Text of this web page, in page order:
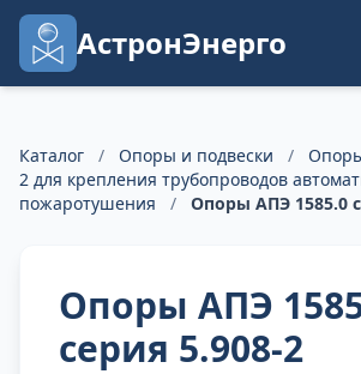
АстронЭнерго
Каталог / Опоры и подвески /
2 для крепления трубопроводов
пожаротушения
/ Опоры АПЭ 1585.0
Опоры АПЭ
серия 5.908-2